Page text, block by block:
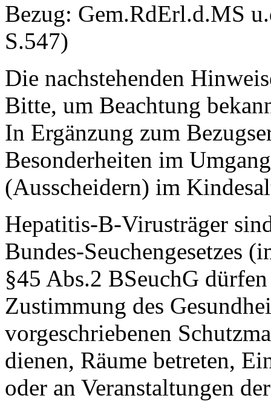
Bezug: Gem.RdErl.d.MS
S.547)
Die nachstehenden
Bitte, um Beachtung
In Ergänzung zum
Besonderheiten im
(Ausscheidern) im
Hepatitis-B-Virusträger
Bundes-Seuchengesetzes
§45 Abs.2 BSeuchG
Zustimmung des
vorgeschriebenen
dienen, Räume betreten,
oder an Veranstaltungen